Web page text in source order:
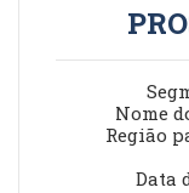
Nome
Região
Data